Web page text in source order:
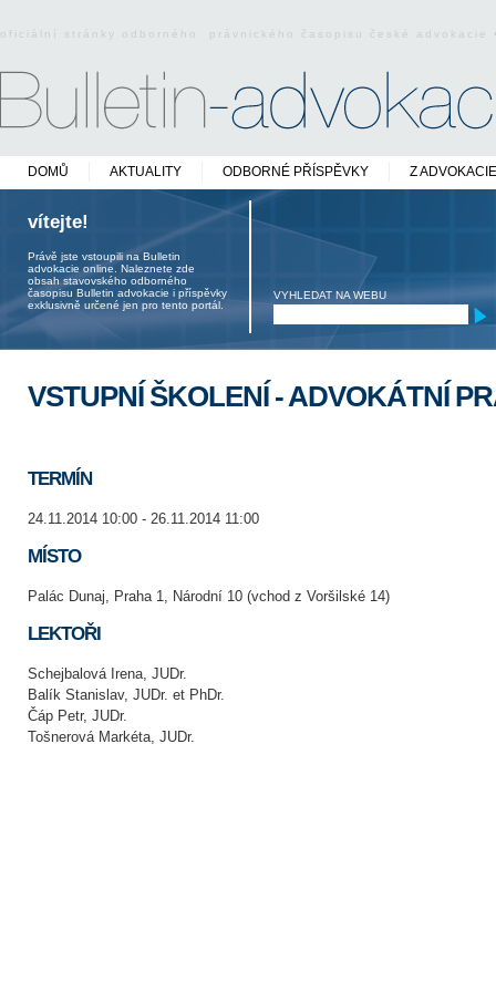
oficiální stránky odborného právnického časopisu české
DOMŮ AKTUALITY ODBORNÉ PŘÍSPĚVKY Z ADVOKACIE
vítejte!
Právě jste vstoupili na Bulletin
advokacie online. Naleznete zde
obsah stavovského odborného
časopisu Bulletin advokacie i příspěvky
exklusivně určené jen pro tento portál.
VYHLEDAT NA WEBU
VSTUPNÍ ŠKOLENÍ - ADVOKÁTNÍ
TERMÍN
24.11.2014 10:00 - 26.11.2014 11:00
MÍSTO
Palác Dunaj, Praha 1, Národní 10 (vchod z Voršilské 14)
LEKTOŘI
Schejbalová Irena, JUDr.
Balík Stanislav, JUDr. et PhDr.
Čáp Petr, JUDr.
Tošnerová Markéta, JUDr.